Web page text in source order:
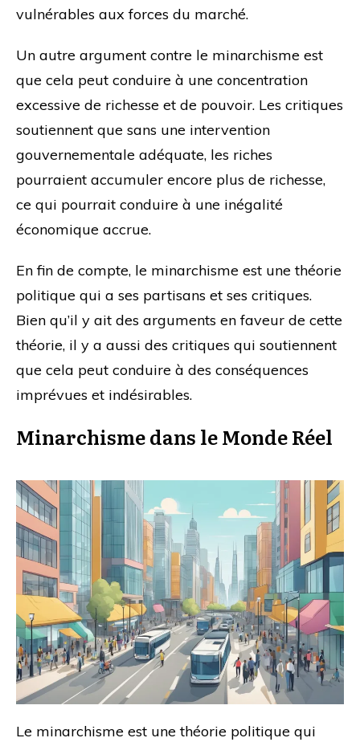
vulnérables aux forces du marché.
Un autre argument contre le minarchisme est
que cela peut conduire à une concentration
excessive de richesse et de pouvoir. Les critiques
soutiennent que sans une intervention
gouvernementale adéquate, les riches
pourraient accumuler encore plus de richesse,
ce qui pourrait conduire à une inégalité
économique accrue.
En fin de compte, le minarchisme est une théorie
politique qui a ses partisans et ses critiques.
Bien qu’il y ait des arguments en faveur de cette
théorie, il y a aussi des critiques qui soutiennent
que cela peut conduire à des conséquences
imprévues et indésirables.
Minarchisme dans le Monde Réel
Le minarchisme est une théorie politique qui